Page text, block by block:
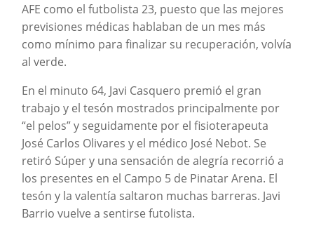
AFE como el futbolista 23, puesto que las mejores
previsiones médicas hablaban de un mes más
como mínimo para finalizar su recuperación, volvía
al verde.
En el minuto 64, Javi Casquero premió el gran
trabajo y el tesón mostrados principalmente por
“el pelos” y seguidamente por el fisioterapeuta
José Carlos Olivares y el médico José Nebot. Se
retiró Súper y una sensación de alegría recorrió a
los presentes en el Campo 5 de Pinatar Arena. El
tesón y la valentía saltaron muchas barreras. Javi
Barrio vuelve a sentirse futolista.